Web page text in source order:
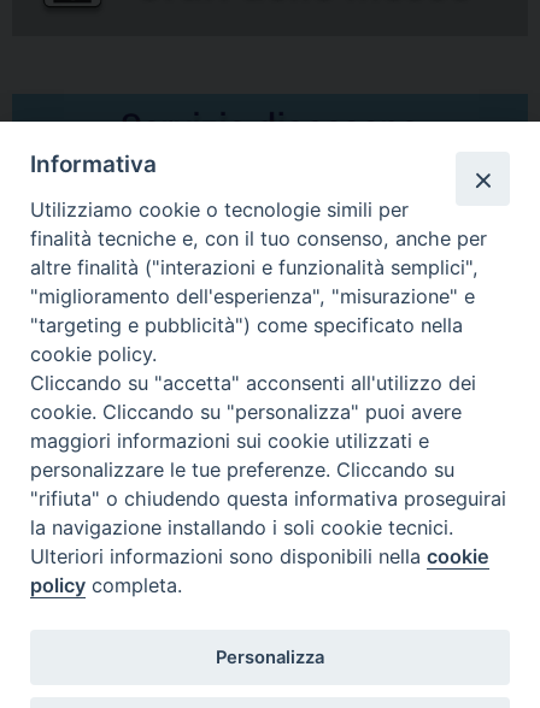
Comunicati Stampa
Il cordoglio dei Vescovi di Puglia per la morte di S.E.R. Mons. Agostino
Superbo
Nasce la Consulta Diocesana delle Aggregazioni Laicali di Castellaneta
Archivio comunicati stampa
2026 © Diocesi di Castellaneta
Informativa
Utilizziamo cookie o tecnologie simili per
finalità tecniche e, con il tuo consenso, anche per
altre finalità ("interazioni e funzionalità semplici",
"miglioramento dell'esperienza", "misurazione" e
"targeting e pubblicità") come specificato nella
cookie policy.
Cliccando su "accetta" acconsenti all'utilizzo dei
cookie. Cliccando su "personalizza" puoi avere
maggiori informazioni sui cookie utilizzati e
personalizzare le tue preferenze. Cliccando su
"rifiuta" o chiudendo questa informativa proseguirai
la navigazione installando i soli cookie tecnici.
Ulteriori informazioni sono disponibili nellacookie
policy completa.
Personalizza